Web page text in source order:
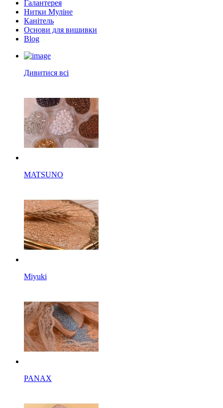
Галантерея
Нитки Муліне
Канітель
Основи для вишивки
Blog
Дивитися всі
MATSUNO
Miyuki
PANAX